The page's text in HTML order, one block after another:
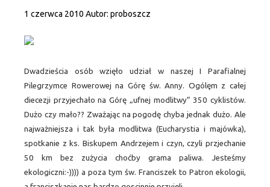
1 czerwca 2010 Autor: proboszcz
Dwadzieścia osób wzięło udział w naszej I Parafialnej
Pilegrzymce Rowerowej na Górę św. Anny. Ogólęm z całej
diecezji przyjechało na Górę „ufnej modlitwy” 350 cyklistów.
Dużo czy mało?? Zważając na pogodę chyba jednak dużo. Ale
najważniejsza i tak była modlitwa (Eucharystia i majówka),
spotkanie z ks. Biskupem Andrzejem i czyn, czyli przjechanie
50 km bez zużycia choćby grama paliwa. Jesteśmy
ekologiczni:-)))) a poza tym św. Franciszek to Patron ekologii,